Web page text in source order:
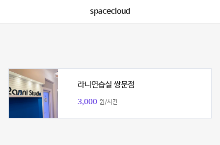
spacecloud
라니연습실 쌍문점
3,000 원/시간